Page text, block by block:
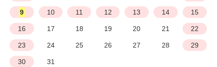
9 10 11 12 13 14 15
16 17 18 19 20 21 22
23 24 25 26 27 28 29
30 31